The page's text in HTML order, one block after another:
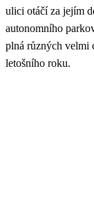
ulici otáčí za jejím
autonomního
plná různých velmi
letošního roku.